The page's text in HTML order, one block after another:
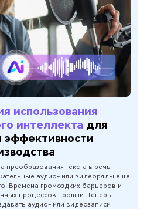
использования
интеллекта для
эффективности
преобразования текста в речь
аудио- или видеоряды еще
Времена громоздких барьеров и
процессов прошли. Теперь
аудио- или видеозаписи